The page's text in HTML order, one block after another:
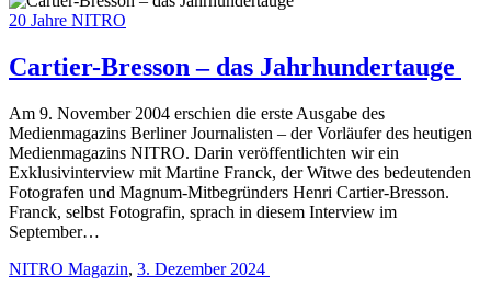
20 Jahre NITRO
Cartier-Bresson – das Jahrhundertauge
Am 9. November 2004 erschien die erste Ausgabe des
Medienmagazins Berliner Journalisten – der Vorläufer des heutigen
Medienmagazins NITRO. Darin veröffentlichten wir ein
Exklusivinterview mit Martine Franck, der Witwe des bedeutenden
Fotografen und Magnum-Mitbegründers Henri Cartier-Bresson.
Franck, selbst Fotografin, sprach in diesem Interview im
September…
NITRO Magazin, 3. Dezember 2024